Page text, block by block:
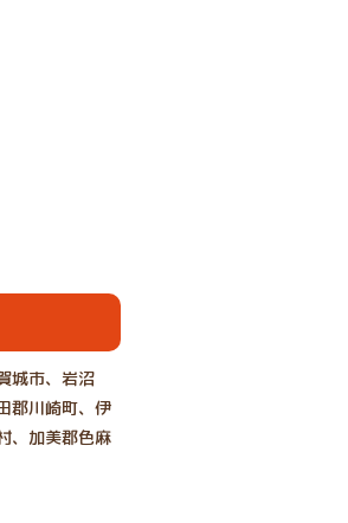
城市、岩沼
郡川崎町、伊
、加美郡色麻